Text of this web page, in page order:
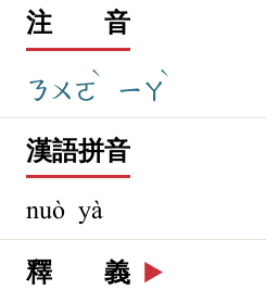
注 音
ㄋㄨㄛ
ˋ
ㄧㄚ
ˋ
漢語拼音
nuò yà
釋 義 ▶️